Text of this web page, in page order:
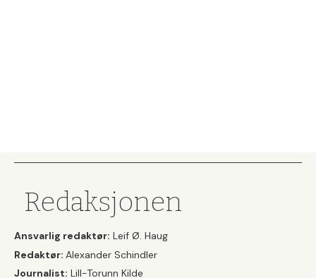
Redaksjonen
Ansvarlig redaktør: Leif Ø. Haug
Redaktør: Alexander Schindler
Journalist: Lill-Torunn Kilde